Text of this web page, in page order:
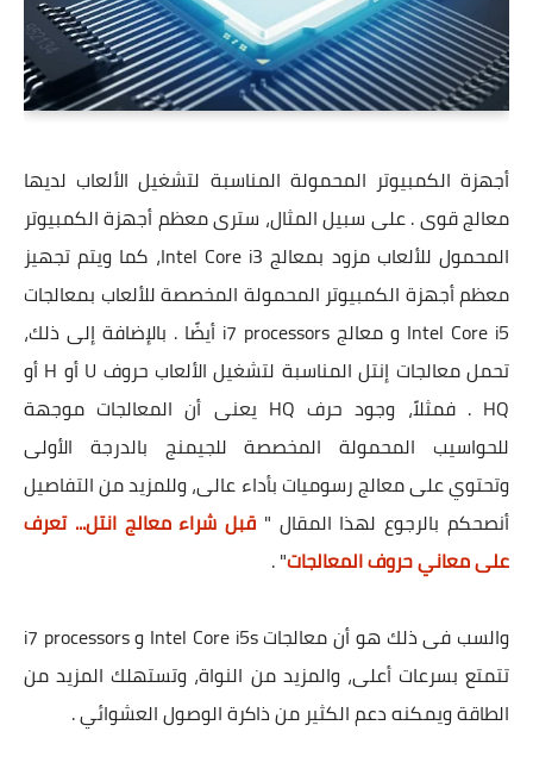
أجهزة الكمبيوتر المحمولة المناسبة لتشغيل الألعاب لديها
معالج قوى . على سبيل المثال، سترى معظم أجهزة الكمبيوتر
المحمول للألعاب مزود بمعالج Intel Core i3، كما ويتم تجهيز
معظم أجهزة الكمبيوتر المحمولة المخصصة للألعاب بمعالجات
Intel Core i5 و معالج i7 processors أيضًا . بالإضافة إلى ذلك،
تحمل معالجات إنتل المناسبة لتشغيل الألعاب حروف U أو H أو
HQ . فمثلاً، وجود حرف HQ يعنى أن المعالجات موجهة
للحواسيب المحمولة المخصصة للجيمنج بالدرجة الأولى
وتحتوي على معالج رسوميات بأداء عالى، وللمزيد من التفاصيل
أنصحكم بالرجوع لهذا المقال " قبل شراء معالج انتل... تعرف
على معاني حروف المعالجات" .
والسب فى ذلك هو أن معالجات Intel Core i5s و i7 processors
تتمتع بسرعات أعلى، والمزيد من النواة، وتستهلك المزيد من
الطاقة ويمكنه دعم الكثير من ذاكرة الوصول العشوائي .